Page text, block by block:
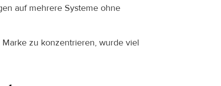
auf mehrere Systeme ohne
zu konzentrieren, wurde viel